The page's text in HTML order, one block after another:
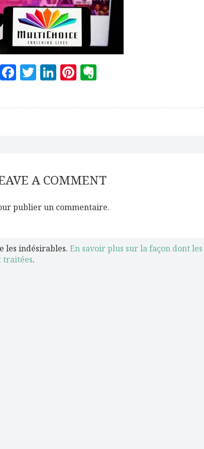
Facebook
Twitter
LinkedIn
Pinterest
A COMMENT
publier un commentaire.
les indésirables. En savoir plus sur la façon dont les
traitées.